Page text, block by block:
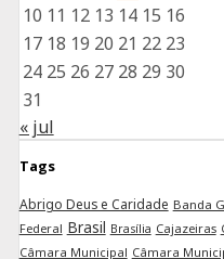
10 11 12 13 14 15 16
17 18 19 20 21 22 23
24 25 26 27 28 29 30
31
« jul
Tags
Abrigo Deus e Caridade Banda
Federal Brasil Brasília Cajazeiras
Câmara Municipal Câmara